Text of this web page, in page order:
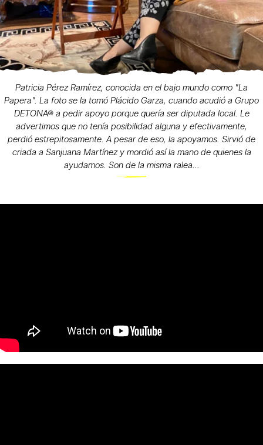
Patricia Pérez Ramírez, conocida en el bajo mundo como "La
Papera". La foto se la tomó Plácido Garza, cuando acudió a Grupo
DETONA® a pedir apoyo porque quería ser diputada local. Le
advertimos que no tenía posibilidad alguna y efectivamente,
perdió estrepitosamente. A pesar de eso, la apoyamos. Sirvió de
criada a Sanjuana Martínez y mordió así la mano de quienes la
ayudamos. Son de la misma ralea...